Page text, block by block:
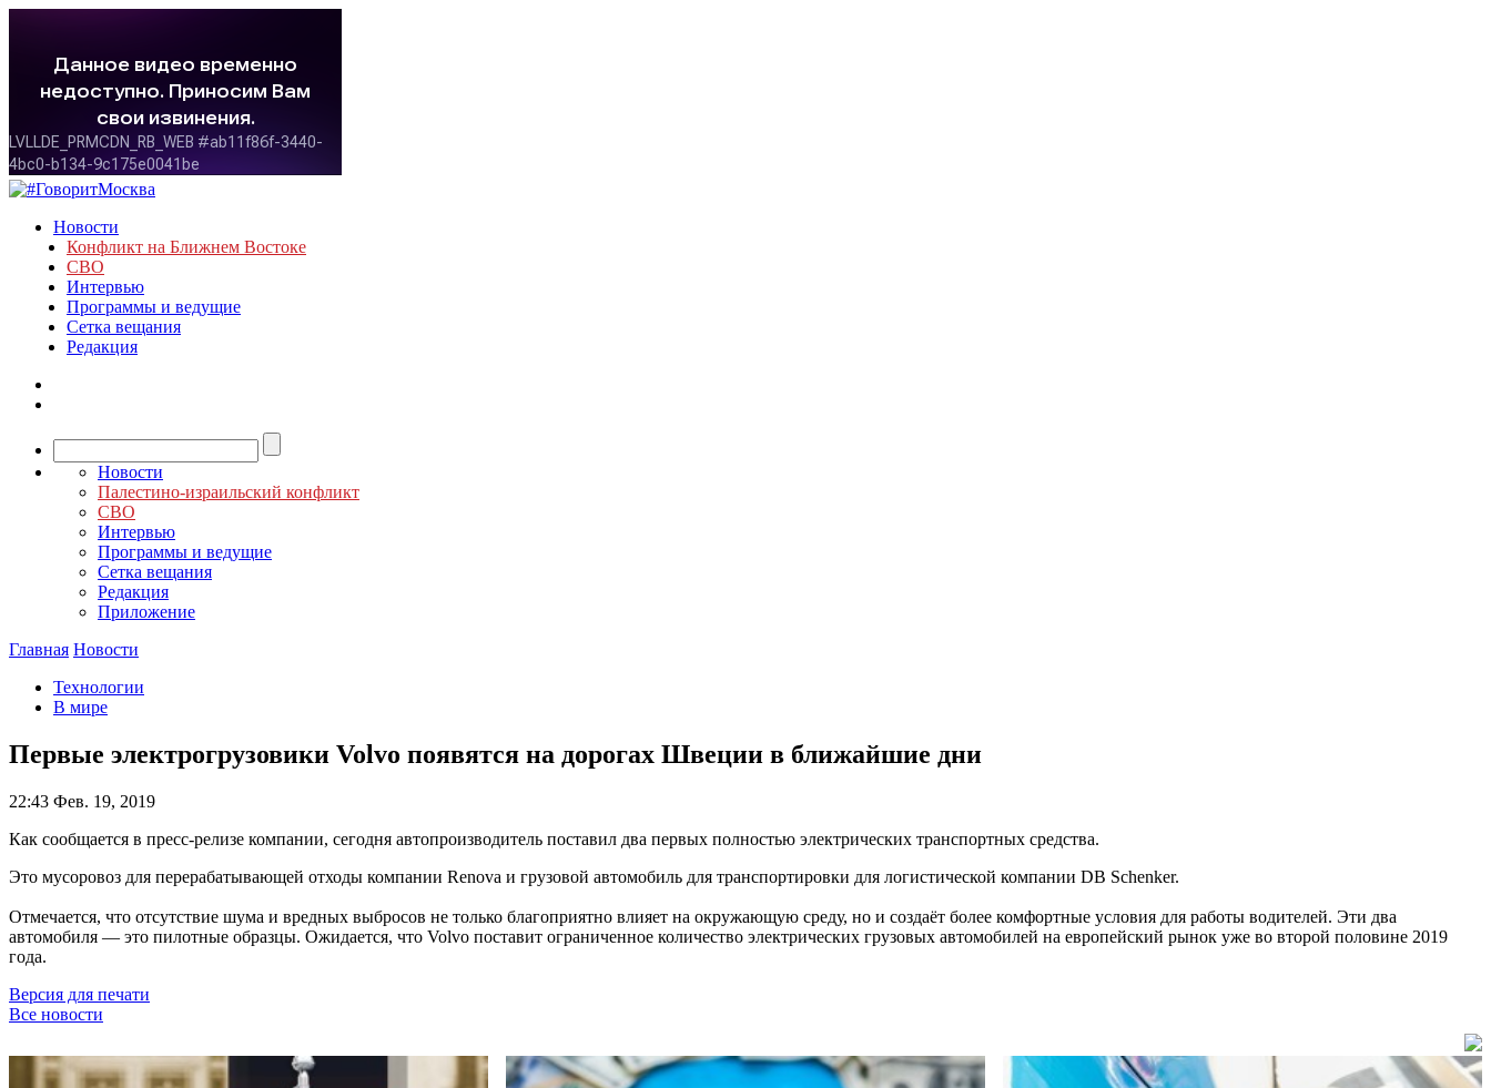
Новости
Конфликт на Ближнем Востоке
СВО
Интервью
Программы и ведущие
Сетка вещания
Редакция
Новости
Палестино-израильский конфликт
СВО
Интервью
Программы и ведущие
Сетка вещания
Редакция
Приложение
Главная Новости
Технологии
В мире
Первые электрогрузовики Volvo появятся на дорогах Швеции в ближайшие дни
22:43 Фев. 19, 2019
Как сообщается в пресс-релизе компании, сегодня автопроизводитель поставил два первых полностью электрических транспортных средства.
Это мусоровоз для перерабатывающей отходы компании Renova и грузовой автомобиль для транспортировки для логистической компании DB Schenker.
Отмечается, что отсутствие шума и вредных выбросов не только благоприятно влияет на окружающую среду, но и создаёт более комфортные условия для работы водителей. Эти два
автомобиля — это пилотные образцы. Ожидается, что Volvo поставит ограниченное количество электрических грузовых автомобилей на европейский рынок уже во второй половине 2019
года.
Версия для печати
Все новости